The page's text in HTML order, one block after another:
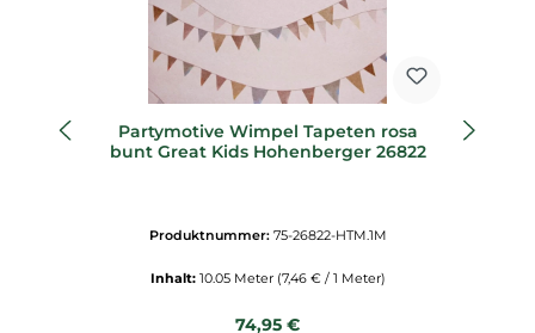
Partymotive Wimpel Tapeten rosa
bunt Great Kids Hohenberger 26822
Produktnummer: 75-26822-HTM.1M
Inhalt: 10.05 Meter (7,46 € / 1 Meter)
Regulärer Preis:
74,95 €